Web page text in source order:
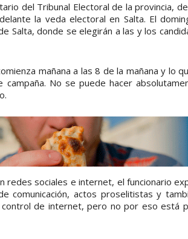
del Tribunal Electoral de la provincia,
la veda electoral en Salta. El
Salta, donde se elegirán a las y los
mañana a las 8 de la mañana y lo
No se puede hacer
redes sociales e internet, el funcionario
comunicación, actos proselitistas y
de internet, pero no por eso está